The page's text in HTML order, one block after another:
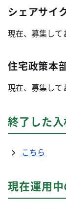
シェアサイ
現在、募集して
住宅政策本
現在、募集して
終了した
こちら
現在運用